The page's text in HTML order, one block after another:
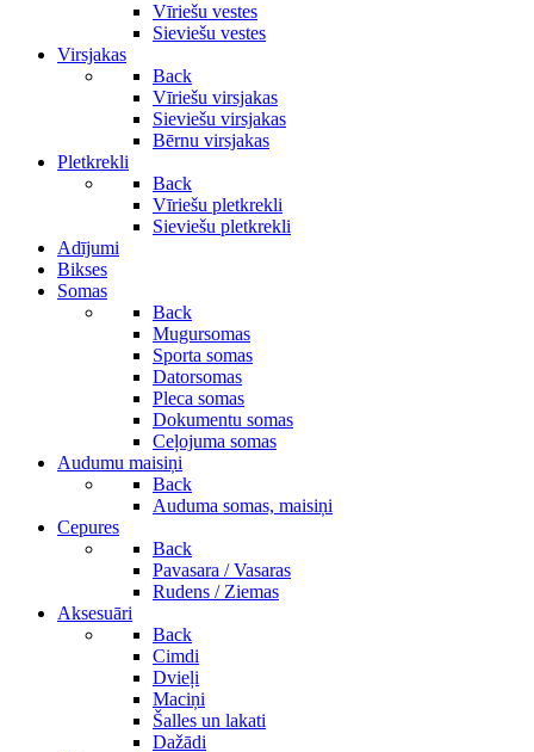
Vīriešu vestes
Sieviešu vestes
Virsjakas
Back
Vīriešu virsjakas
Sieviešu virsjakas
Bērnu virsjakas
Pletkrekli
Back
Vīriešu pletkrekli
Sieviešu pletkrekli
Adījumi
Bikses
Somas
Back
Mugursomas
Sporta somas
Datorsomas
Pleca somas
Dokumentu somas
Ceļojuma somas
Audumu maisiņi
Back
Auduma somas, maisiņi
Cepures
Back
Pavasara / Vasaras
Rudens / Ziemas
Aksesuāri
Back
Cimdi
Dvieļi
Maciņi
Šalles un lakati
Dažādi